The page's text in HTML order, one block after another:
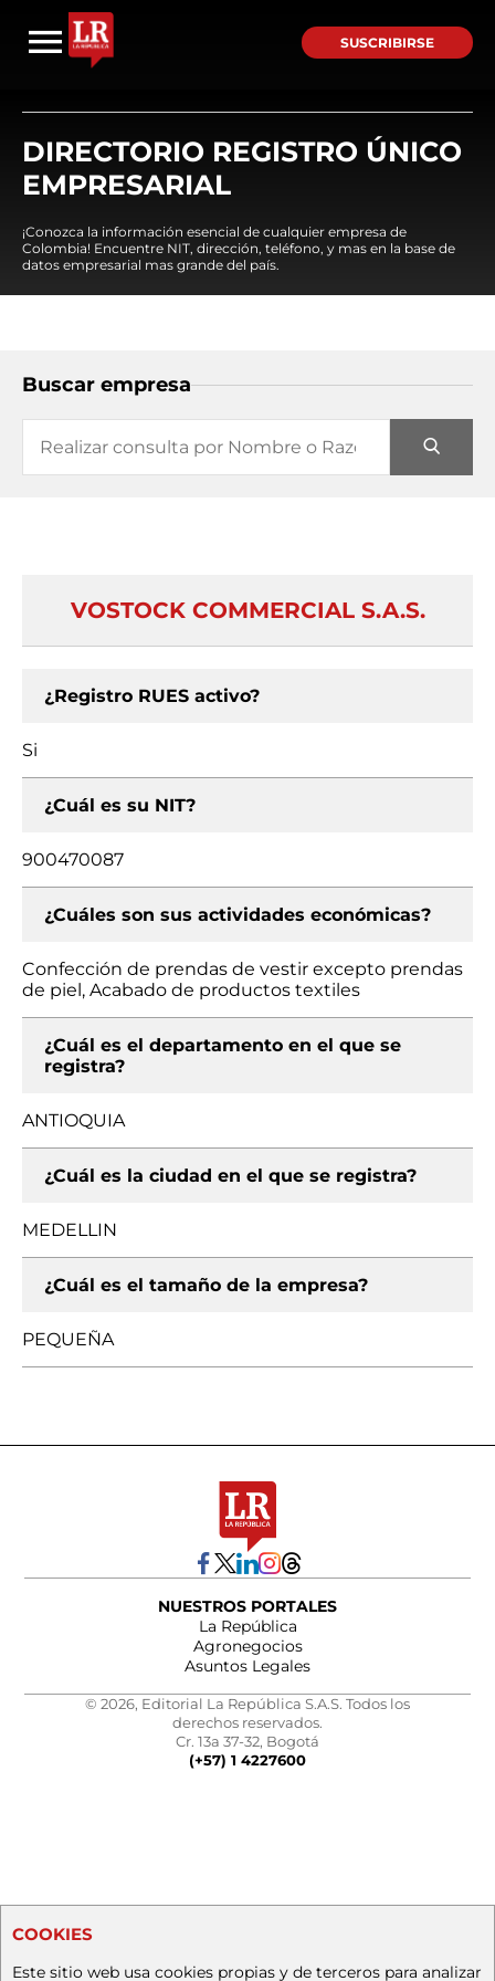
SUSCRIBIRSE
DIRECTORIO REGISTRO ÚNICO
EMPRESARIAL
¡Conozca la información esencial de cualquier empresa de
Colombia! Encuentre NIT, dirección, teléfono, y mas en la base de
datos empresarial mas grande del país.
Buscar empresa
VOSTOCK COMMERCIAL S.A.S.
¿Registro RUES activo?
Si
¿Cuál es su NIT?
900470087
¿Cuáles son sus actividades económicas?
Confección de prendas de vestir excepto prendas
de piel, Acabado de productos textiles
¿Cuál es el departamento en el que se
registra?
ANTIOQUIA
¿Cuál es la ciudad en el que se registra?
MEDELLIN
¿Cuál es el tamaño de la empresa?
PEQUEÑA
NUESTROS PORTALES
La República
Agronegocios
Asuntos Legales
© 2026, Editorial La República S.A.S. Todos los
derechos reservados.
Cr. 13a 37-32, Bogotá
(+57) 1 4227600
COOKIES
Este sitio web usa cookies propias y de terceros para analizar